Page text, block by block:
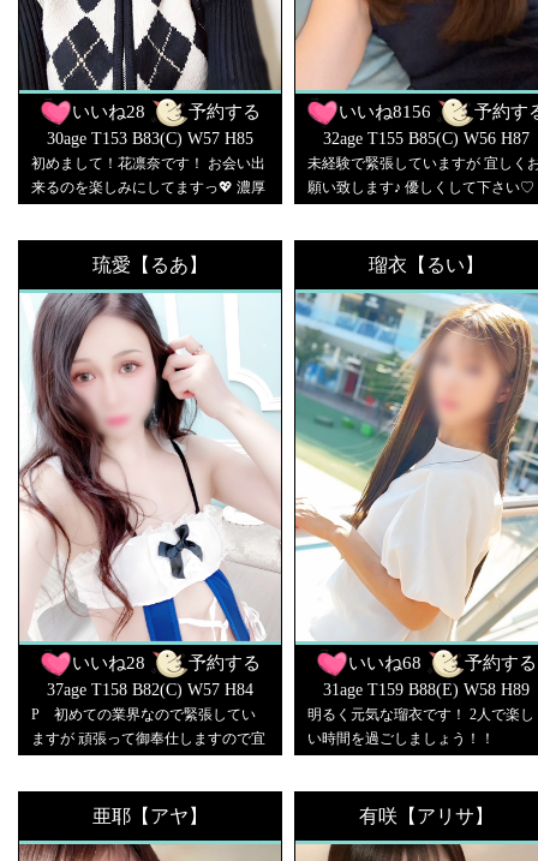
いいね28 予約する
30age T153 B83(C) W57 H85
初めまして！花凛奈です！ お会い出
来るのを楽しみにしてますっ💖 濃厚
いいね8156 予約す
32age T155 B85(C) W56 H87
未経験で緊張していますが 宜しく
願い致します♪ 優しくして下さい♡
琉愛【るあ】
いいね28 予約する
37age T158 B82(C) W57 H84
P 初めての業界なので緊張してい
ますが 頑張って御奉仕しますので宜
瑠衣【るい】
いいね68 予約する
31age T159 B88(E) W58 H89
明るく元気な瑠衣です！ 2人で楽し
い時間を過ごしましょう！！
亜耶【アヤ】 有咲【アリサ】